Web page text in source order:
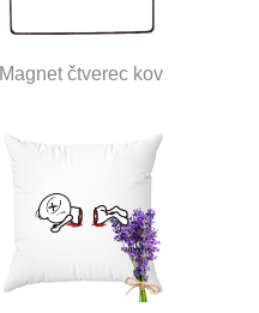
Magnet čtverec kov